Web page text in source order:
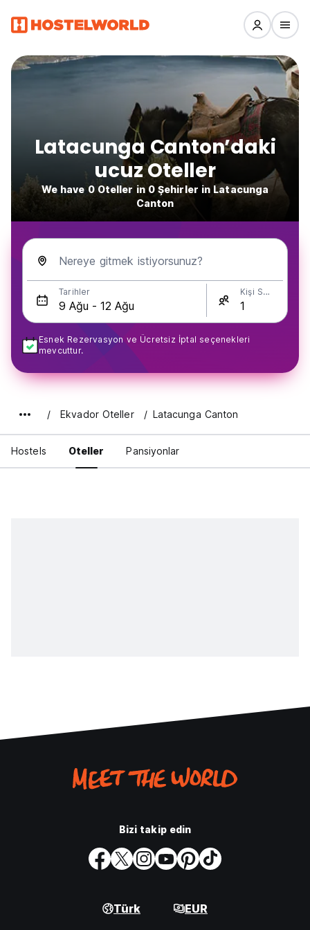
Latacunga Canton’daki
ucuz Oteller
We have 0 Oteller in 0 Şehirler in Latacunga
Canton
Nereye gitmek istiyorsunuz?
Tarihler Kişi Sayısı
Esnek Rezervasyon ve Ücretsiz İptal seçenekleri
mevcuttur.
Ekvador Oteller Latacunga Canton
Hostels Oteller Pansiyonlar
Bizi takip edin
Türk EUR